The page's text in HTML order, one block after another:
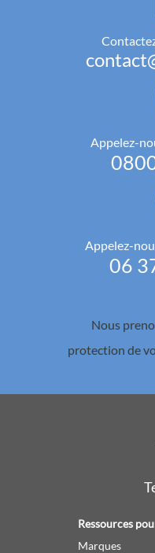
Appelez-
Appelez-
06
Nous
protection de
Ressources
Marques